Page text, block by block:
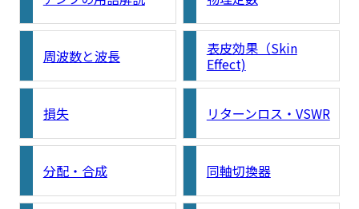
周波数と波長
表皮効果（Skin
Effect)
損失 リターンロス・VSWR
分配・合成 同軸切換器